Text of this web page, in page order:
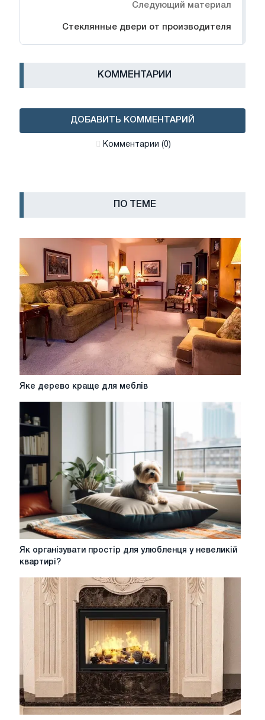
Следующий материал
Стеклянные двери от производителя
КОММЕНТАРИИ
ДОБАВИТЬ КОММЕНТАРИЙ
Комментарии (0)
ПО ТЕМЕ
Яке
для
меблів
Яке дерево краще для меблів
Як
організувати
улюбленця
квартирі?
Як організувати простір для улюбленця у невеликій
квартирі?